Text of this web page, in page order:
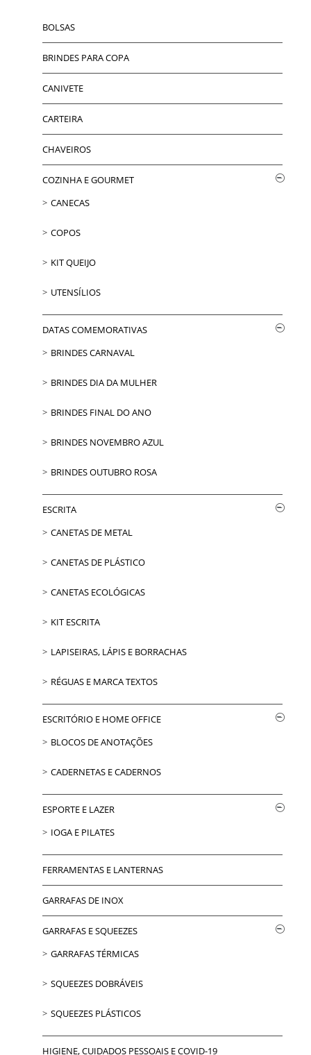
BOLSAS
BRINDES PARA COPA
CANIVETE
CARTEIRA
CHAVEIROS
COZINHA E GOURMET
CANECAS
COPOS
KIT QUEIJO
UTENSÍLIOS
DATAS COMEMORATIVAS
BRINDES CARNAVAL
BRINDES DIA DA MULHER
BRINDES FINAL DO ANO
BRINDES NOVEMBRO AZUL
BRINDES OUTUBRO ROSA
ESCRITA
CANETAS DE METAL
CANETAS DE PLÁSTICO
CANETAS ECOLÓGICAS
KIT ESCRITA
LAPISEIRAS, LÁPIS E BORRACHAS
RÉGUAS E MARCA TEXTOS
ESCRITÓRIO E HOME OFFICE
BLOCOS DE ANOTAÇÕES
CADERNETAS E CADERNOS
ESPORTE E LAZER
IOGA E PILATES
FERRAMENTAS E LANTERNAS
GARRAFAS DE INOX
GARRAFAS E SQUEEZES
GARRAFAS TÉRMICAS
SQUEEZES DOBRÁVEIS
SQUEEZES PLÁSTICOS
HIGIENE, CUIDADOS PESSOAIS E COVID-19